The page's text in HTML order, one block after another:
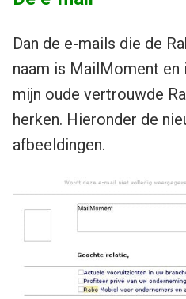
Dan de e-mails die de
naam is MailMoment en
mijn oude vertrouwde
herken. Hieronder de
afbeeldingen.